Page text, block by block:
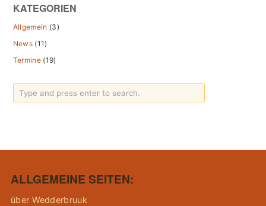
KATEGORIEN
Allgemein (3)
News (11)
Termine (19)
ALLGEMEINE SEITEN:
über Wedderbruuk